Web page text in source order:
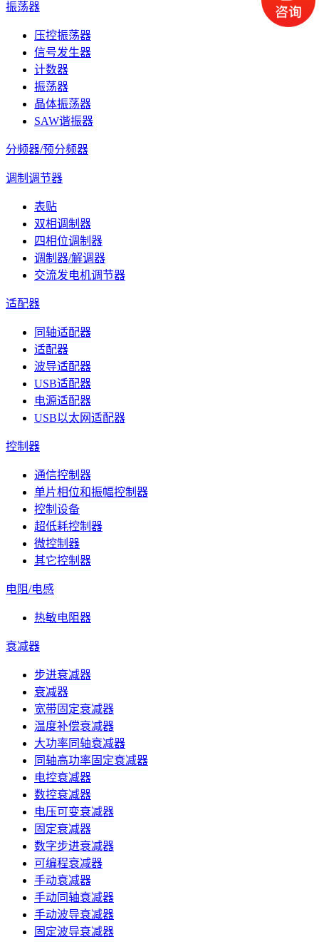
振荡器
压控振荡器
信号发生器
计数器
振荡器
晶体振荡器
SAW谐振器
分频器/预分频器
调制调节器
表贴
双相调制器
四相位调制器
调制器/解调器
交流发电机调节器
适配器
同轴适配器
适配器
波导适配器
USB适配器
电源适配器
USB以太网适配器
控制器
通信控制器
单片相位和振幅控制器
控制设备
超低耗控制器
微控制器
其它控制器
电阻/电感
热敏电阻器
衰减器
步进衰减器
衰减器
宽带固定衰减器
温度补偿衰减器
大功率同轴衰减器
同轴高功率固定衰减器
电控衰减器
数控衰减器
电压可变衰减器
固定衰减器
数字步进衰减器
可编程衰减器
手动衰减器
手动同轴衰减器
手动波导衰减器
固定波导衰减器